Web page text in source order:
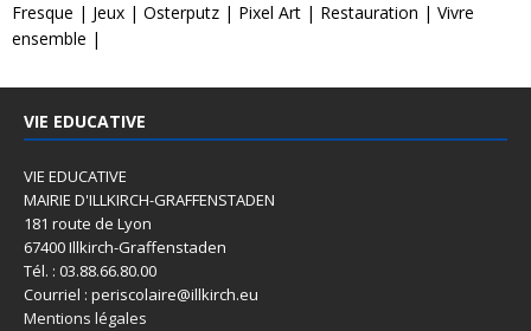
Fresque | Jeux | Osterputz | Pixel Art | Restauration | Vivre
ensemble |
VIE EDUCATIVE
VIE EDUCATIVE
MAIRIE D'ILLKIRCH-GRAFFENSTADEN
181 route de Lyon
67400 Illkirch-Graffenstaden
Tél. : 03.88.66.80.00
Courriel : periscolaire@illkirch.eu
Mentions légales